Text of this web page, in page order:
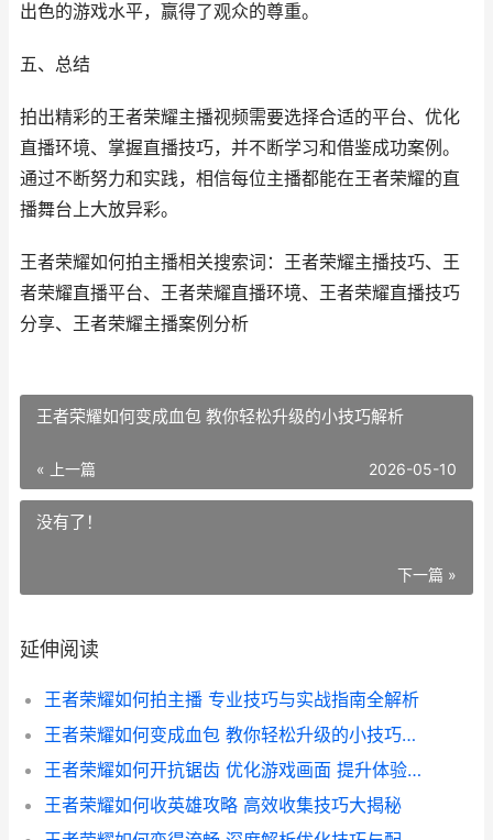
出色的游戏水平，赢得了观众的尊重。
五、总结
拍出精彩的王者荣耀主播视频需要选择合适的平台、优化
直播环境、掌握直播技巧，并不断学习和借鉴成功案例。
通过不断努力和实践，相信每位主播都能在王者荣耀的直
播舞台上大放异彩。
王者荣耀如何拍主播相关搜索词：王者荣耀主播技巧、王
者荣耀直播平台、王者荣耀直播环境、王者荣耀直播技巧
分享、王者荣耀主播案例分析
王者荣耀如何变成血包 教你轻松升级的小技巧解析
« 上一篇 2026-05-10
没有了！
下一篇 »
延伸阅读
王者荣耀如何拍主播 专业技巧与实战指南全解析
王者荣耀如何变成血包 教你轻松升级的小技巧解析
王者荣耀如何开抗锯齿 优化游戏画面 提升体验攻略
王者荣耀如何收英雄攻略 高效收集技巧大揭秘